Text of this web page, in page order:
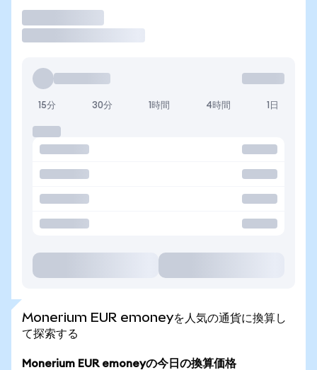
15分 30分 1時間 4時間 1日
Monerium EUR emoneyを人気の通貨に換算し
て探索する
Monerium EUR emoneyの今日の換算価格